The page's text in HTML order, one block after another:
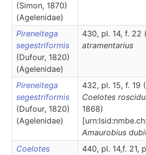
(Simon, 1870)
(Agelenidae)
Pireneitega
segestriformis
(Dufour, 1820)
(Agelenidae)
430, pl. 14, f. 22 (
atramentarius
Pireneitega
segestriformis
(Dufour, 1820)
(Agelenidae)
432, pl. 15, f. 19
Coelotes
1868)
Amaurobius
Coelotes
440, pl. 14,f. 21,